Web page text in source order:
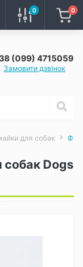
0 0
(099) 4715059
Замовити дзвінок
для собак
собак Dogs